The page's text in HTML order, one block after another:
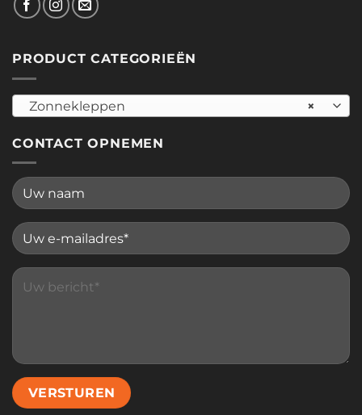
PRODUCT CATEGORIEËN
×
Zonnekleppen
CONTACT OPNEMEN
Please leave this field empty.